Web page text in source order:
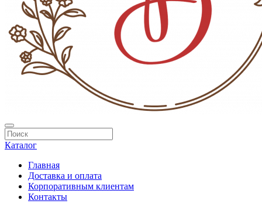
Каталог
Главная
Доставка и оплата
Корпоративным клиентам
Контакты